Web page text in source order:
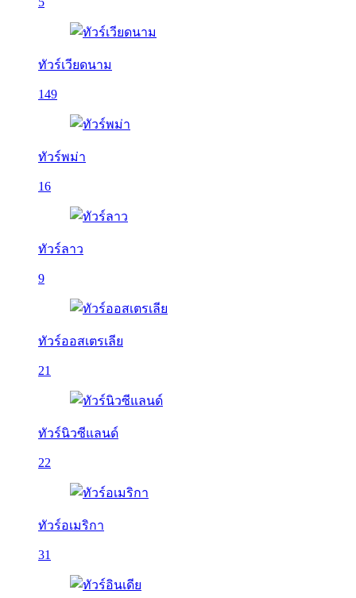
ทัวร์เวียดนาม
149
ทัวร์พม่า
16
ทัวร์ลาว
9
ทัวร์ออสเตรเลีย
21
ทัวร์นิวซีแลนด์
22
ทัวร์อเมริกา
31